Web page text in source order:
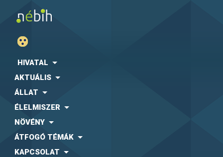
HIVATAL
AKTUÁLIS
ÁLLAT
ÉLELMISZER
NÖVÉNY
ÁTFOGÓ TÉMÁK
KAPCSOLAT